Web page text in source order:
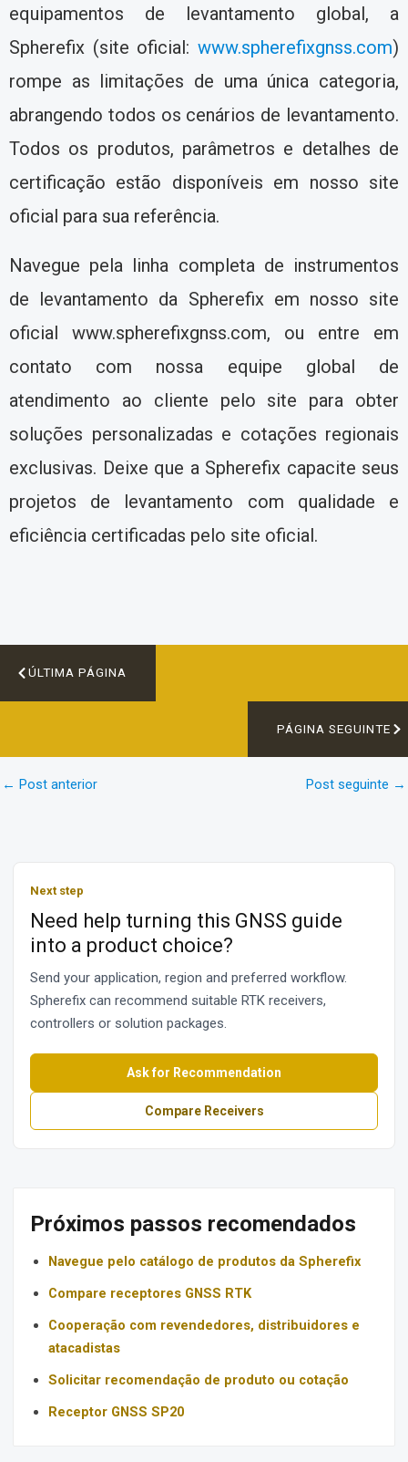
equipamentos de levantamento global, a
Spherefix (site oficial: www.spherefixgnss.com)
rompe as limitações de uma única categoria,
abrangendo todos os cenários de levantamento.
Todos os produtos, parâmetros e detalhes de
certificação estão disponíveis em nosso site
oficial para sua referência.
Navegue pela linha completa de instrumentos
de levantamento da Spherefix em nosso site
oficial www.spherefixgnss.com, ou entre em
contato com nossa equipe global de
atendimento ao cliente pelo site para obter
soluções personalizadas e cotações regionais
exclusivas. Deixe que a Spherefix capacite seus
projetos de levantamento com qualidade e
eficiência certificadas pelo site oficial.
ÚLTIMA PÁGINA
PÁGINA SEGUINTE
← Post anterior Post seguinte →
Next step
Need help turning this GNSS guide
into a product choice?
Send your application, region and preferred workflow.
Spherefix can recommend suitable RTK receivers,
controllers or solution packages.
Ask for Recommendation
Compare Receivers
Próximos passos recomendados
Navegue pelo catálogo de produtos da Spherefix
Compare receptores GNSS RTK
Cooperação com revendedores, distribuidores e
atacadistas
Solicitar recomendação de produto ou cotação
Receptor GNSS SP20